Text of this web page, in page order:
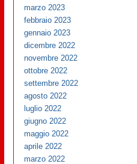
marzo 2023
febbraio 2023
gennaio 2023
dicembre 2022
novembre 2022
ottobre 2022
settembre 2022
agosto 2022
luglio 2022
giugno 2022
maggio 2022
aprile 2022
marzo 2022